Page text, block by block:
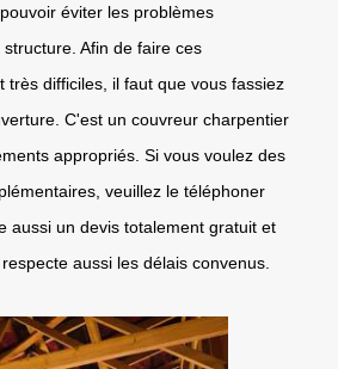
éviter les problèmes
Afin de faire ces
très difficiles, il faut que vous fassiez
C'est un couvreur charpentier
appropriés. Si vous voulez des
veuillez le téléphoner
aussi un devis totalement gratuit et
aussi les délais convenus.